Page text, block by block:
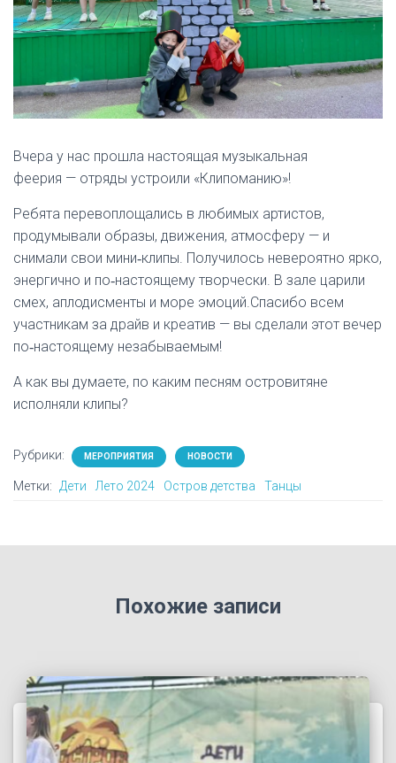
Вчера у нас прошла настоящая музыкальная
феерия — отряды устроили «Клипоманию»!
Ребята перевоплощались в любимых артистов,
продумывали образы, движения, атмосферу — и
снимали свои мини‑клипы. Получилось невероятно ярко,
энергично и по‑настоящему творчески. В зале царили
смех, аплодисменты и море эмоций.Спасибо всем
участникам за драйв и креатив — вы сделали этот вечер
по‑настоящему незабываемым!
А как вы думаете, по каким песням островитяне
исполняли клипы?
Рубрики: МЕРОПРИЯТИЯ НОВОСТИ
Метки: Дети Лето 2024 Остров детства Танцы
Похожие записи